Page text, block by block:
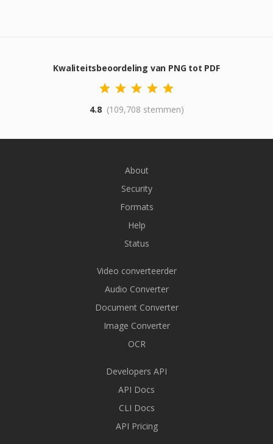
Kwaliteitsbeoordeling van PNG tot PDF
4.8 (109,708 stemmen)
About
Security
Formats
Help
Status
Video converteerder
Audio Converter
Document Converter
Image Converter
OCR
Developers API
API Docs
CLI Docs
API Pricing